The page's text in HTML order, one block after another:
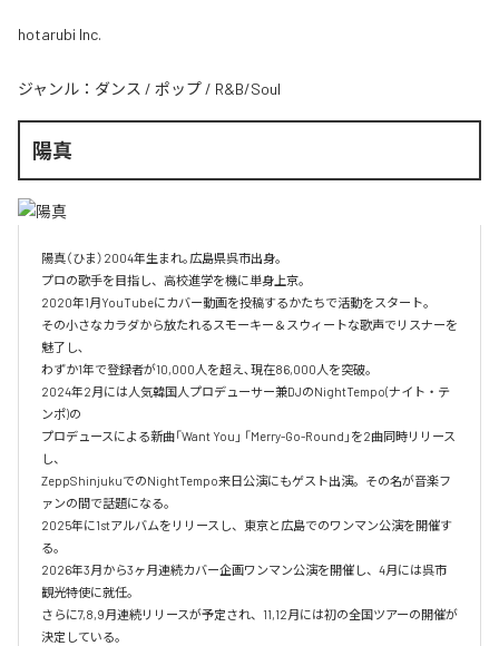
hotarubi Inc.
ジャンル： ダンス / ポップ / R&B/Soul
陽真
陽真（ひま）2004年生まれ｡広島県呉市出身。‌
プロの歌手を目指し、高校進学を機に単身上京。‌
2020年1月YouTubeにカバー動画を投稿するかたちで活動をスタート。‌
その小さなカラダから放たれるスモーキー＆スウィートな歌声でリスナーを
魅了し､‌
わずか1年で登録者が10,000人を超え､現在86,000人を突破。‌
2024年2月には人気韓国人プロデューサー兼DJのNightTempo(ナイト・テ
ンポ)の‌
プロデュースによる新曲「Want You」 「Merry-Go-Round」を2曲同時リリース
し、‌
ZeppShinjukuでのNightTempo来日公演にもゲスト出演。その名が音楽フ
ァンの間で話題になる。‌
2025年に1stアルバムをリリースし、東京と広島でのワンマン公演を開催す
る。
2026年3月から3ヶ月連続カバー企画ワンマン公演を開催し、4月には呉市
観光特使に就任。
さらに7,8,9月連続リリースが予定され、11,12月には初の全国ツアーの開催が
決定している。